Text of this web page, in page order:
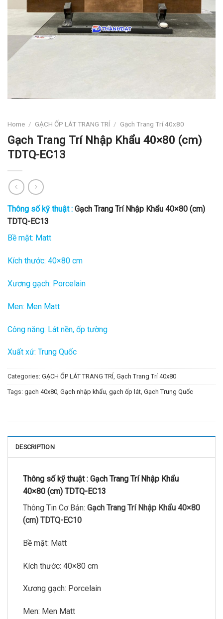
Home / GẠCH ỐP LÁT TRANG TRÍ / Gạch Trang Trí 40x80
Gạch Trang Trí Nhập Khẩu 40×80 (cm)
TDTQ-EC13
Thông số kỹ thuật : Gạch Trang Trí Nhập Khẩu 40×80 (cm)
TDTQ-EC13
Bề mặt: Matt
Kích thước: 40×80 cm
Xương gạch: Porcelain
Men: Men Matt
Công năng: Lát nền, ốp tường
Xuất xứ: Trung Quốc
Categories: GẠCH ỐP LÁT TRANG TRÍ, Gạch Trang Trí 40x80
Tags: gạch 40x80, Gạch nhập khẩu, gạch ốp lát, Gạch Trung Quốc
DESCRIPTION
Thông số kỹ thuật : Gạch Trang Trí Nhập Khẩu
40×80 (cm) TDTQ-EC13
Thông Tin Cơ Bản: Gạch Trang Trí Nhập Khẩu 40×80
(cm) TDTQ-EC10
Bề mặt: Matt
Kích thước: 40×80 cm
Xương gạch: Porcelain
Men: Men Matt